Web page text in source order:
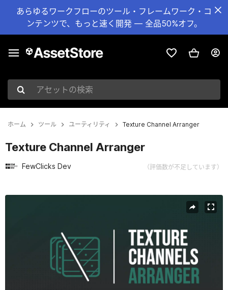
あらゆるワークフローのツール・フレームワーク・コ
ンテンツで、もっと速く開発 — 全品50%オフ。
アセットの検索
ホーム ツール ユーティリティ Texture Channel Arranger
Texture Channel Arranger
FewClicks Dev （評価数が不足しています）